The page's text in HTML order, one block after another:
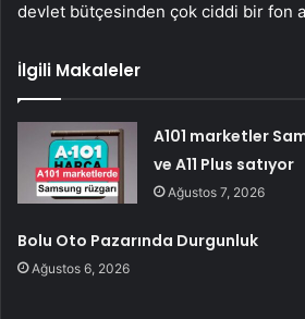
devlet bütçesinden çok ciddi bir fon
İlgili Makaleler
A101 marketler
ve A11 Plus satıyor
Ağustos 7, 2026
Bolu Oto Pazarında Durgunluk
Ağustos 6, 2026